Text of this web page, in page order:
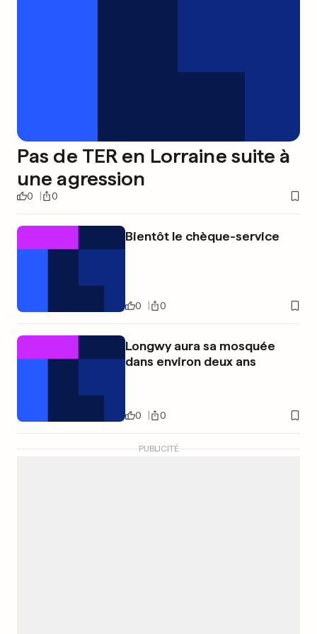
Pas de TER en Lorraine suite à
une agression
0 0
Bientôt le chèque-service
0 0
Longwy aura sa mosquée
dans environ deux ans
0 0
PUBLICITÉ